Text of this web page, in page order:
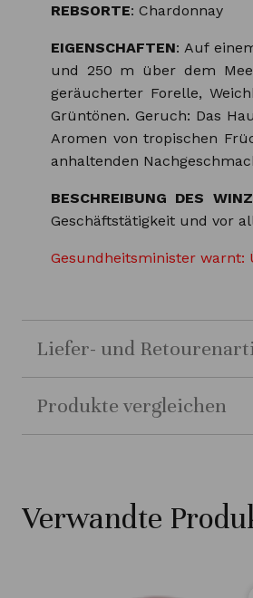
REBSORTE: Chardonnay
EIGENSCHAFTEN: Auf
und 250 m über dem
geräucherter Forelle,
Grüntönen. Geruch: Das
Aromen von tropischen
anhaltenden
BESCHREIBUNG DES
Geschäftstätigkeit und vor
Gesundheitsminister warnt:
Liefer- und
Produkte vergleichen
Verwandte